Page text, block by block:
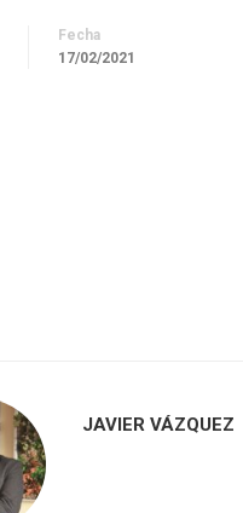
Fecha
17/02/2021
JAVIER VÁZQUEZ